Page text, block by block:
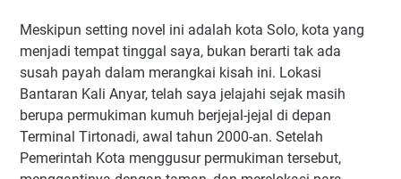
Meskipun setting novel ini adalah kota Solo, kota yang
menjadi tempat tinggal saya, bukan berarti tak ada
susah payah dalam merangkai kisah ini. Lokasi
Bantaran Kali Anyar, telah saya jelajahi sejak masih
berupa permukiman kumuh berjejal-jejal di depan
Terminal Tirtonadi, awal tahun 2000-an. Setelah
Pemerintah Kota menggusur permukiman tersebut,